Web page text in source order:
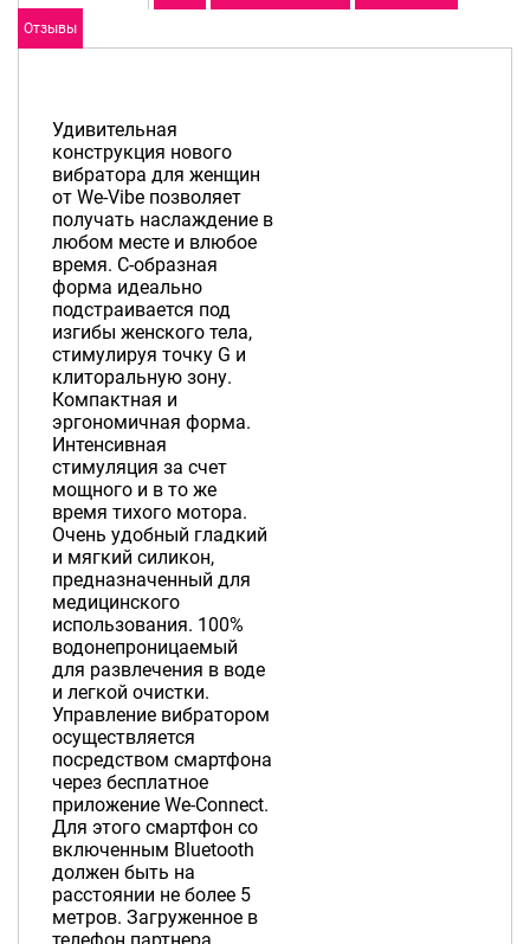
Отзывы
Удивительная
конструкция нового
вибратора для женщин
от We-Vibe позволяет
получать наслаждение в
любом месте и влюбое
время. С-образная
форма идеально
подстраивается под
изгибы женского тела,
стимулируя точку G и
клиторальную зону.
Компактная и
эргономичная форма.
Интенсивная
стимуляция за счет
мощного и в то же
время тихого мотора.
Очень удобный гладкий
и мягкий силикон,
предназначенный для
медицинского
использования. 100%
водонепроницаемый
для развлечения в воде
и легкой очистки.
Управление вибратором
осуществляется
посредством смартфона
через бесплатное
приложение We-Connect.
Для этого смартфон со
включенным Bluetooth
должен быть на
расстоянии не более 5
метров. Загруженное в